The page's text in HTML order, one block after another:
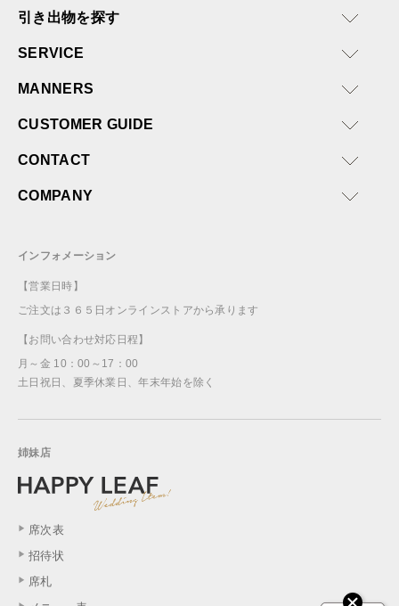
引き出物を探す
SERVICE
MANNERS
CUSTOMER GUIDE
CONTACT
COMPANY
インフォメーション
【営業日時】
ご注文は３６５日オンラインストアから承ります
【お問い合わせ対応日程】
月～金 10：00～17：00
土日祝日、夏季休業日、年末年始を除く
姉妹店
席次表
招待状
席札